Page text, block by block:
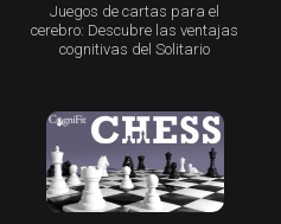
Juegos de cartas para el
cerebro: Descubre las ventajas
cognitivas del Solitario